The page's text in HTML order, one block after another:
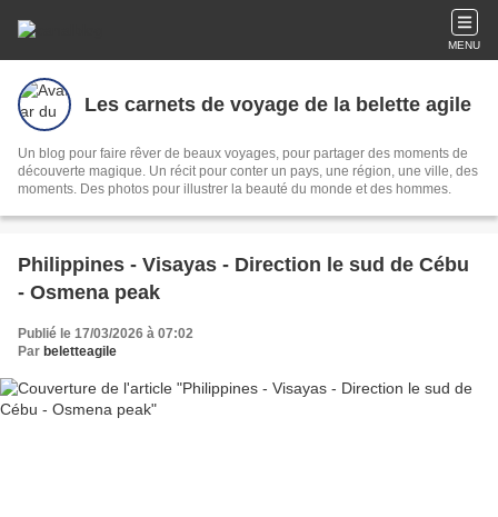
MENU
Les carnets de voyage de la belette agile
Un blog pour faire rêver de beaux voyages, pour partager des moments de
découverte magique. Un récit pour conter un pays, une région, une ville, des
moments. Des photos pour illustrer la beauté du monde et des hommes.
Philippines - Visayas - Direction le sud de Cébu
- Osmena peak
Publié le 17/03/2026 à 07:02
Par beletteagile